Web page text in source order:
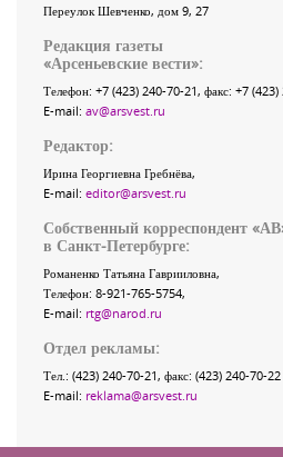
Переулок Шевченко, дом 9, 27
Редакция газеты
«Арсеньевские вести»:
Телефон: +7 (423) 240-70-21, факс: +7
E-mail: av@arsvest.ru
Редактор:
Ирина Георгиевна Гребнёва,
E-mail: editor@arsvest.ru
Собственный корреспондент
в Санкт-Петербурге:
Романенко Татьяна Гаврииловна,
Телефон: 8-921-765-5754,
E-mail: rtg@narod.ru
Отдел рекламы:
Тел.: (423) 240-70-21, факс: (423) 240-70-22
E-mail: reklama@arsvest.ru